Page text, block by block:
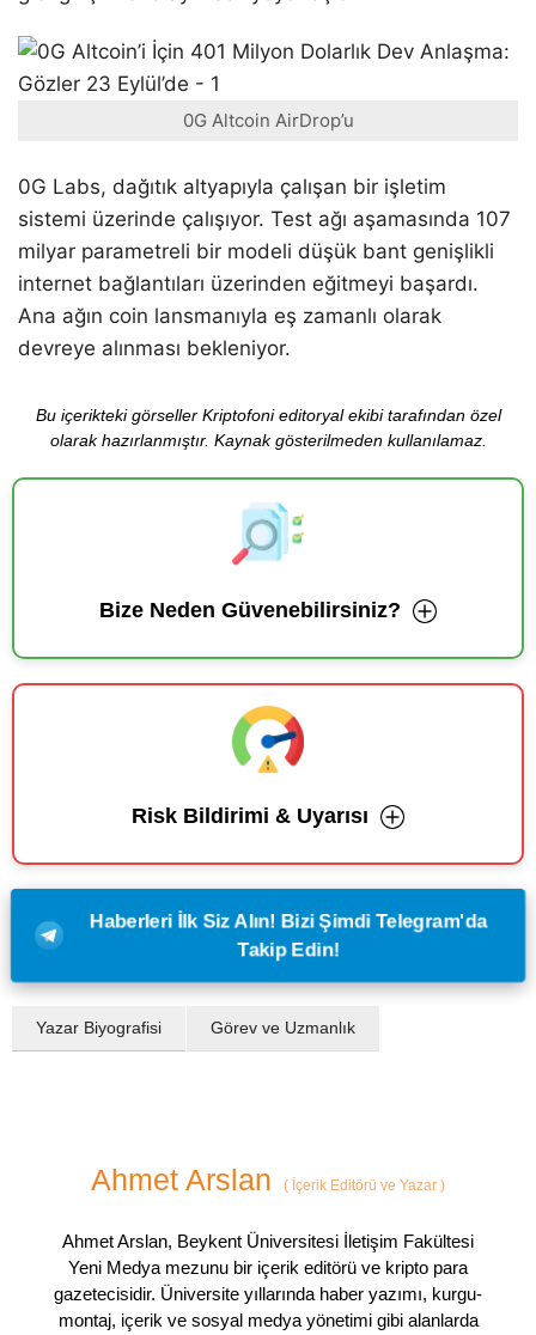
0G Altcoin AirDrop’u
0G Labs, dağıtık altyapıyla çalışan bir işletim
sistemi üzerinde çalışıyor. Test ağı aşamasında 107
milyar parametreli bir modeli düşük bant genişlikli
internet bağlantıları üzerinden eğitmeyi başardı.
Ana ağın coin lansmanıyla eş zamanlı olarak
devreye alınması bekleniyor.
Bu içerikteki görseller Kriptofoni editoryal ekibi tarafından özel
olarak hazırlanmıştır. Kaynak gösterilmeden kullanılamaz.
Bize Neden Güvenebilirsiniz?
Risk Bildirimi & Uyarısı
Haberleri İlk Siz Alın! Bizi Şimdi Telegram'da
Takip Edin!
Yazar Biyografisi Görev ve Uzmanlık
Ahmet Arslan ( İçerik Editörü ve Yazar )
Ahmet Arslan, Beykent Üniversitesi İletişim Fakültesi
Yeni Medya mezunu bir içerik editörü ve kripto para
gazetecisidir. Üniversite yıllarında haber yazımı, kurgu-
montaj, içerik ve sosyal medya yönetimi gibi alanlarda